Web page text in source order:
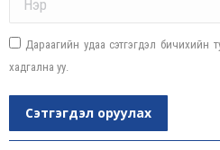
Дараагийн удаа сэтгэгдэл бичихийн
хадгална уу.
Сэтгэгдэл оруулах